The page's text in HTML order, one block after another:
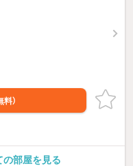
料）
の部屋を見る